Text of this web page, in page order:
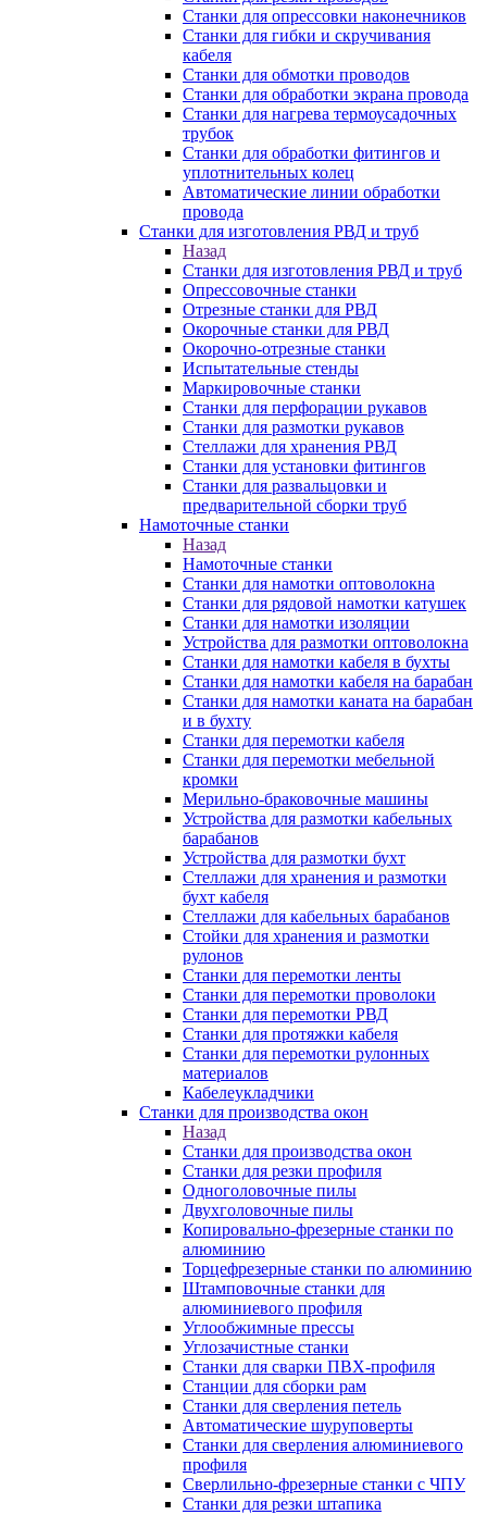
Станки для опрессовки наконечников
Станки для гибки и скручивания
кабеля
Станки для обмотки проводов
Станки для обработки экрана провода
Станки для нагрева термоусадочных
трубок
Станки для обработки фитингов и
уплотнительных колец
Автоматические линии обработки
провода
Станки для изготовления РВД и труб
Назад
Станки для изготовления РВД и труб
Опрессовочные станки
Отрезные станки для РВД
Окорочные станки для РВД
Окорочно-отрезные станки
Испытательные стенды
Маркировочные станки
Станки для перфорации рукавов
Станки для размотки рукавов
Стеллажи для хранения РВД
Станки для установки фитингов
Станки для развальцовки и
предварительной сборки труб
Намоточные станки
Назад
Намоточные станки
Станки для намотки оптоволокна
Станки для рядовой намотки катушек
Станки для намотки изоляции
Устройства для размотки оптоволокна
Станки для намотки кабеля в бухты
Станки для намотки кабеля на барабан
Станки для намотки каната на барабан
и в бухту
Станки для перемотки кабеля
Станки для перемотки мебельной
кромки
Мерильно-браковочные машины
Устройства для размотки кабельных
барабанов
Устройства для размотки бухт
Стеллажи для хранения и размотки
бухт кабеля
Стеллажи для кабельных барабанов
Стойки для хранения и размотки
рулонов
Станки для перемотки ленты
Станки для перемотки проволоки
Станки для перемотки РВД
Станки для протяжки кабеля
Станки для перемотки рулонных
материалов
Кабелеукладчики
Станки для производства окон
Назад
Станки для производства окон
Станки для резки профиля
Одноголовочные пилы
Двухголовочные пилы
Копировально-фрезерные станки по
алюминию
Торцефрезерные станки по алюминию
Штамповочные станки для
алюминиевого профиля
Углообжимные прессы
Углозачистные станки
Станки для сварки ПВХ-профиля
Станции для сборки рам
Станки для сверления петель
Автоматические шуруповерты
Станки для сверления алюминиевого
профиля
Сверлильно-фрезерные станки с ЧПУ
Станки для резки штапика